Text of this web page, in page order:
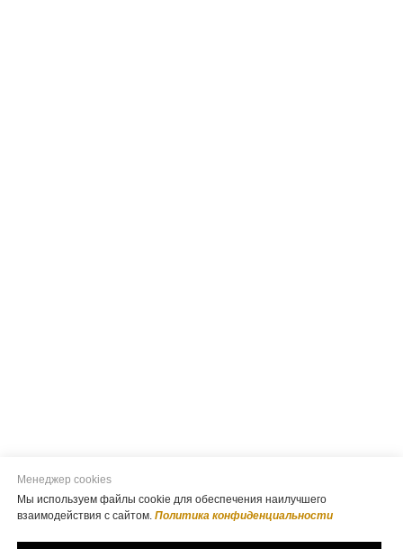
Менеджер cookies
Мы используем файлы cookie для обеспечения наилучшего
взаимодействия с сайтом. Политика конфиденциальности